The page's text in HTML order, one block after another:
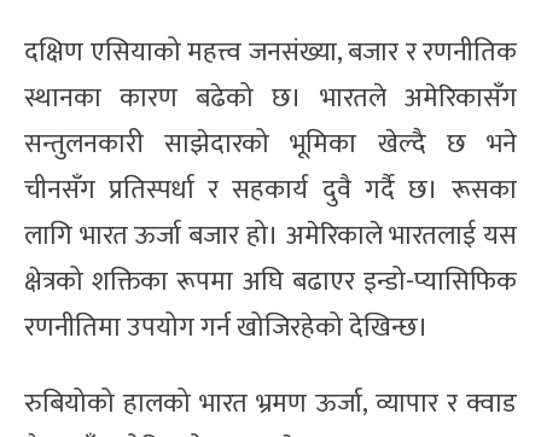
दक्षिण एसियाको महत्त्व जनसंख्या, बजार र रणनीतिक
स्थानका कारण बढेको छ। भारतले अमेरिकासँग
सन्तुलनकारी साझेदारको भूमिका खेल्दै छ भने
चीनसँग प्रतिस्पर्धा र सहकार्य दुवै गर्दै छ। रूसका
लागि भारत ऊर्जा बजार हो। अमेरिकाले भारतलाई यस
क्षेत्रको शक्तिका रूपमा अघि बढाएर इन्डो-प्यासिफिक
रणनीतिमा उपयोग गर्न खोजिरहेको देखिन्छ।
रुबियोको हालको भारत भ्रमण ऊर्जा, व्यापार र क्वाड